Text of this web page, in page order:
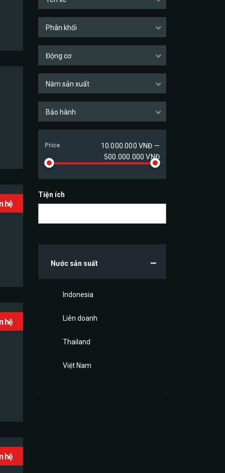
Phân khối
Động cơ
Năm sản xuất
Bảo hành
Price
10.000.000 VNĐ —
500.000.000 VNĐ
Tiện ích
Nước sản suất
Indonesia
Liên doanh
Thailand
Việt Nam
hệ
hệ
hệ